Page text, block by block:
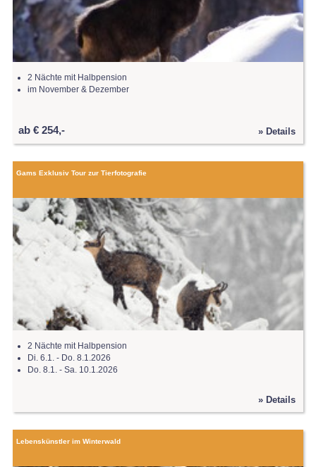
2 Nächte mit Halbpension
im November & Dezember
ab € 254,- » Details
Gams Exklusiv Tour zur Tierfotografie
2 Nächte mit Halbpension
Di. 6.1. - Do. 8.1.2026
Do. 8.1. - Sa. 10.1.2026
» Details
Lebenskünstler im Winterwald